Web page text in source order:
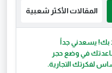
المقالات الأكثر شعبية
بك! يسعدني جداً
في وضع حجر
لفكرتك التجارية.